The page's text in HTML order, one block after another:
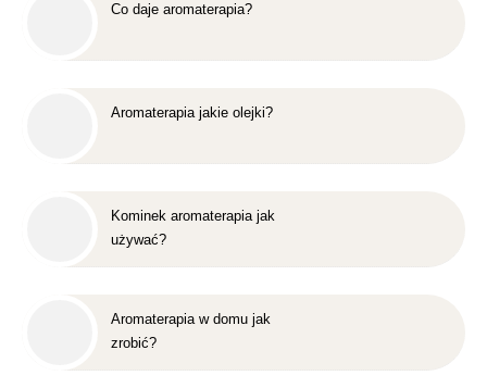
Co daje aromaterapia?
Aromaterapia jakie olejki?
Kominek aromaterapia jak
używać?
Aromaterapia w domu jak
zrobić?